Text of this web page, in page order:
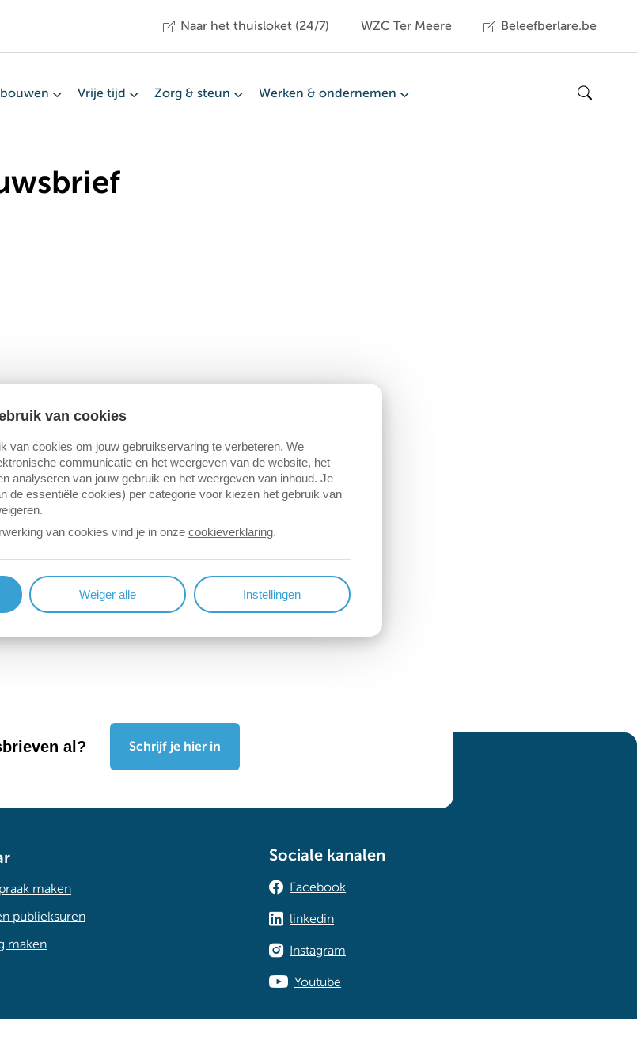
Naar het thuisloket (24/7) WZC Ter Meere Beleefberlare.be
Vrije tijd Zorg & steun Werken & ondernemen
Zoeken
al? Schrijf je hier in
maken
publieksuren
maken
Sociale kanalen
Facebook
linkedin
Instagram
Youtube
van cookies
van cookies om jouw gebruikservaring te verbeteren. We
communicatie en het weergeven van de website, het
analyseren van jouw gebruik en het weergeven van inhoud. Je
de essentiële cookies) per categorie voor kiezen het gebruik van
van cookies vind je in onze cookieverklaring.
Weiger alle Instellingen